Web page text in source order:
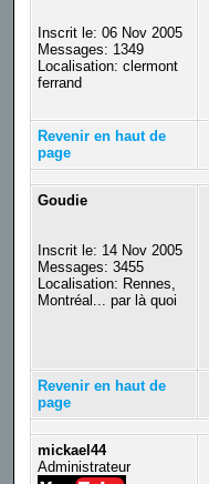
Inscrit le: 06 Nov 2005
Messages: 1349
Localisation: clermont
ferrand
Revenir en haut de
page
Goudie
Inscrit le: 14 Nov 2005
Messages: 3455
Localisation: Rennes,
Montréal... par là quoi
Revenir en haut de
page
mickael44
Administrateur